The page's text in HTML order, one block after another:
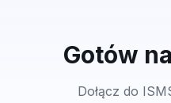
Gotów
Dołącz do